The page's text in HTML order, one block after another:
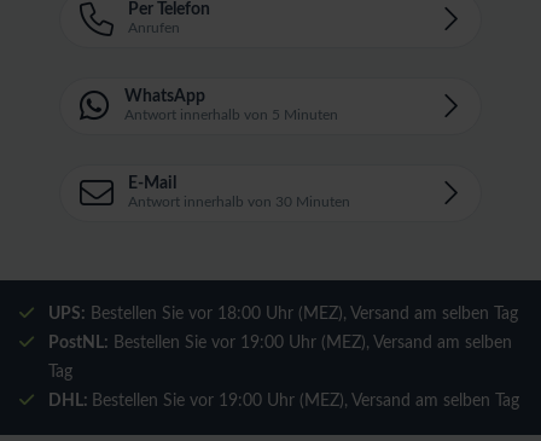
Per Telefon
Anrufen
WhatsApp
Antwort innerhalb von 5 Minuten
E-Mail
Antwort innerhalb von 30 Minuten
UPS: Bestellen Sie vor 18:00 Uhr (MEZ), Versand am selben Tag
PostNL: Bestellen Sie vor 19:00 Uhr (MEZ), Versand am selben
Tag
DHL: Bestellen Sie vor 19:00 Uhr (MEZ), Versand am selben Tag